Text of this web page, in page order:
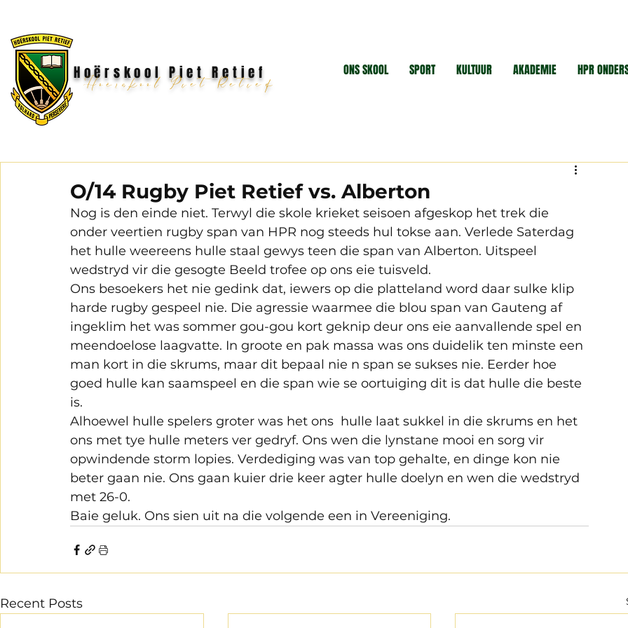
Hoërskool Piet Retief ONS SKOOL SPORT KULTUUR AKADEMIE HPR
Hoërskool Piet Retief
O/14 Rugby Piet Retief vs. Alberton
Nog is den einde niet. Terwyl die skole krieket seisoen afgeskop het trek die
onder veertien rugby span van HPR nog steeds hul tokse aan. Verlede Saterdag
het hulle weereens hulle staal gewys teen die span van Alberton. Uitspeel
wedstryd vir die gesogte Beeld trofee op ons eie tuisveld.
Ons besoekers het nie gedink dat, iewers op die platteland word daar sulke klip
harde rugby gespeel nie. Die agressie waarmee die blou span van Gauteng af
ingeklim het was sommer gou-gou kort geknip deur ons eie aanvallende spel en
meendoelose laagvatte. In groote en pak massa was ons duidelik ten minste een
man kort in die skrums, maar dit bepaal nie n span se sukses nie. Eerder hoe
goed hulle kan saamspeel en die span wie se oortuiging dit is dat hulle die beste
is.
Alhoewel hulle spelers groter was het ons  hulle laat sukkel in die skrums en het
ons met tye hulle meters ver gedryf. Ons wen die lynstane mooi en sorg vir
opwindende storm lopies. Verdediging was van top gehalte, en dinge kon nie
beter gaan nie. Ons gaan kuier drie keer agter hulle doelyn en wen die wedstryd
met 26-0.
Baie geluk. Ons sien uit na die volgende een in Vereeniging.
Recent Posts